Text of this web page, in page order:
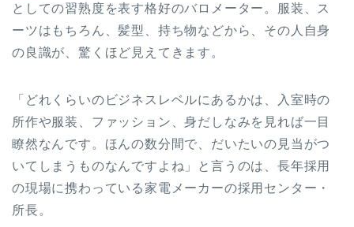
としての習熟度を表す格好のバロメーター。服装、ス
ーツはもちろん、髪型、持ち物などから、その人自身
の良識が、驚くほど見えてきます。
「どれくらいのビジネスレベルにあるかは、入室時の
所作や服装、ファッション、身だしなみを見れば一目
瞭然なんです。ほんの数分間で、だいたいの見当がつ
いてしまうものなんですよね」と言うのは、長年採用
の現場に携わっている家電メーカーの採用センター・
所長。